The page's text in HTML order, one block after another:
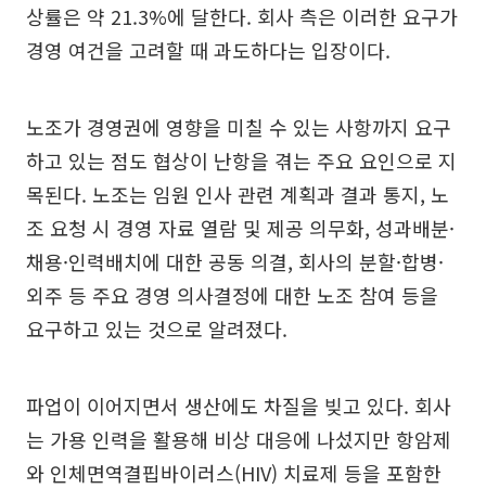
상률은 약 21.3%에 달한다. 회사 측은 이러한 요구가
경영 여건을 고려할 때 과도하다는 입장이다.
노조가 경영권에 영향을 미칠 수 있는 사항까지 요구
하고 있는 점도 협상이 난항을 겪는 주요 요인으로 지
목된다. 노조는 임원 인사 관련 계획과 결과 통지, 노
조 요청 시 경영 자료 열람 및 제공 의무화, 성과배분·
채용·인력배치에 대한 공동 의결, 회사의 분할·합병·
외주 등 주요 경영 의사결정에 대한 노조 참여 등을
요구하고 있는 것으로 알려졌다.
파업이 이어지면서 생산에도 차질을 빚고 있다. 회사
는 가용 인력을 활용해 비상 대응에 나섰지만 항암제
와 인체면역결핍바이러스(HIV) 치료제 등을 포함한